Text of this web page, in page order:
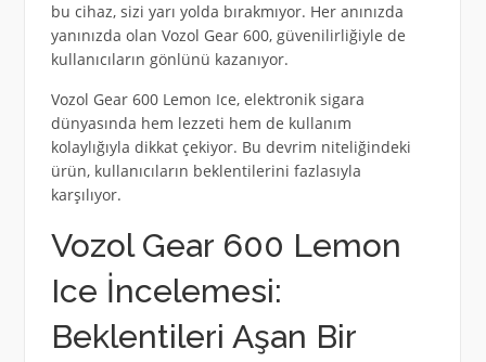
bu cihaz, sizi yarı yolda bırakmıyor. Her anınızda
yanınızda olan Vozol Gear 600, güvenilirliğiyle de
kullanıcıların gönlünü kazanıyor.
Vozol Gear 600 Lemon Ice, elektronik sigara
dünyasında hem lezzeti hem de kullanım
kolaylığıyla dikkat çekiyor. Bu devrim niteliğindeki
ürün, kullanıcıların beklentilerini fazlasıyla
karşılıyor.
Vozol Gear 600 Lemon
Ice İncelemesi:
Beklentileri Aşan Bir